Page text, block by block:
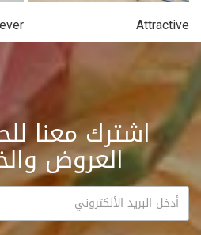
Attractive
اشترك معنا
العروض